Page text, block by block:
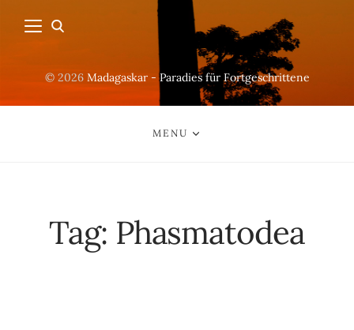
© 2026 Madagaskar - Paradies für Fortgeschrittene
MENU
Tag: Phasmatodea